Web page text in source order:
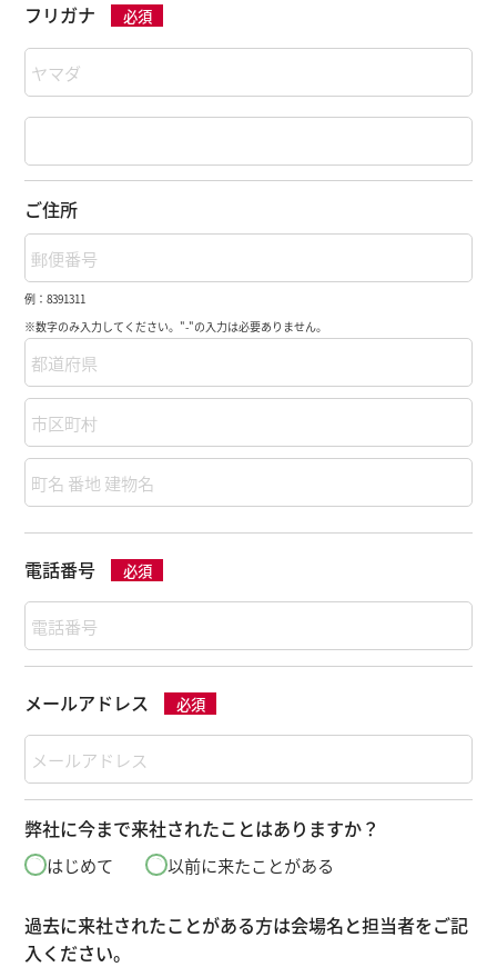
フリガナ 必須
ご住所
例：8391311
※数字のみ入力してください。"-"の入力は必要ありません。
電話番号 必須
メールアドレス 必須
弊社に今まで来社されたことはありますか？
はじめて 以前に来たことがある
過去に来社されたことがある方は会場名と担当者をご記
入ください。